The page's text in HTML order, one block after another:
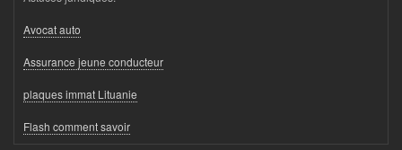
Avocat auto
Assurance jeune conducteur
plaques immat Lituanie
Flash comment savoir